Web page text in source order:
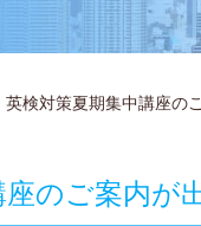
英検対策夏期集中講座の
のご案内が